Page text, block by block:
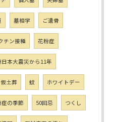
墓相学 ご遺骨
チン接種 花粉症
日本大震災から11年
土葬 蚊 ホワイトデー
症の季節 50回忌 つくし